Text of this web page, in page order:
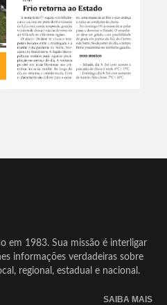
em 1983. Sua missão é interligar
informações verdadeiras sobre
regional, estadual e nacional.
SAIBA MAIS